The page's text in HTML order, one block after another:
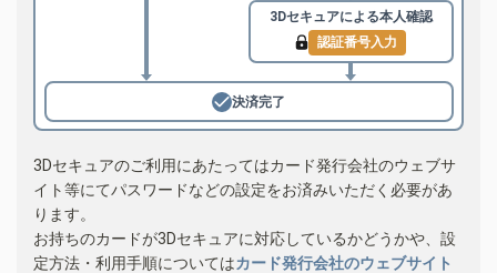
3Dセキュアによる本人確認
認証番号入力
決済完了
3Dセキュアのご利用にあたってはカード発行会社のウェブサ
イト等にてパスワードなどの設定をお済みいただく必要があ
ります。
お持ちのカードが3Dセキュアに対応しているかどうかや、設
定方法・利用手順についてはカード発行会社のウェブサイト